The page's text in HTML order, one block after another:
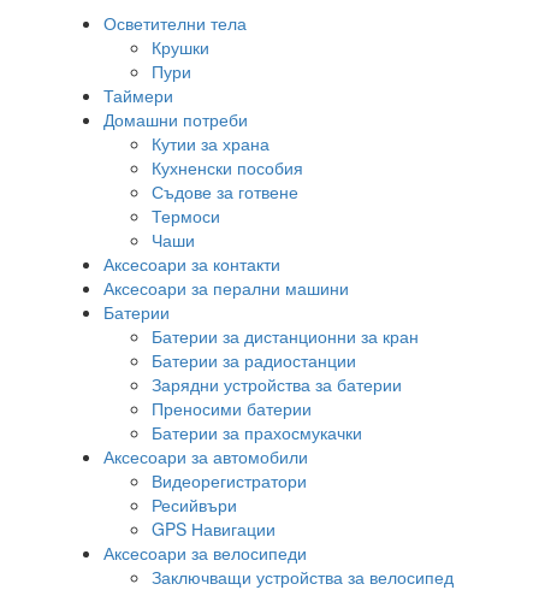
Осветителни тела
Крушки
Пури
Таймери
Домашни потреби
Кутии за храна
Кухненски пособия
Съдове за готвене
Термоси
Чаши
Аксесоари за контакти
Аксесоари за перални машини
Батерии
Батерии за дистанционни за кран
Батерии за радиостанции
Зарядни устройства за батерии
Преносими батерии
Батерии за прахосмукачки
Аксесоари за автомобили
Видеорегистратори
Ресийвъри
GPS Навигации
Аксесоари за велосипеди
Заключващи устройства за велосипед